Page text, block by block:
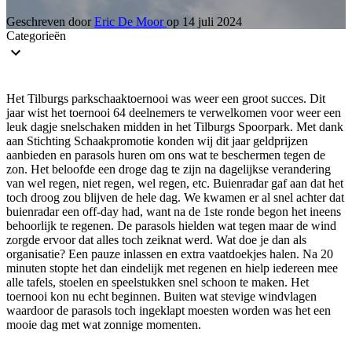
Geschreven doorEric De Moorop 14 juli 2024
Categorieën
Het Tilburgs parkschaaktoernooi was weer een groot succes. Dit
jaar wist het toernooi 64 deelnemers te verwelkomen voor weer een
leuk dagje snelschaken midden in het Tilburgs Spoorpark. Met dank
aan Stichting Schaakpromotie konden wij dit jaar geldprijzen
aanbieden en parasols huren om ons wat te beschermen tegen de
zon. Het beloofde een droge dag te zijn na dagelijkse verandering
van wel regen, niet regen, wel regen, etc. Buienradar gaf aan dat het
toch droog zou blijven de hele dag. We kwamen er al snel achter dat
buienradar een off-day had, want na de 1ste ronde begon het ineens
behoorlijk te regenen. De parasols hielden wat tegen maar de wind
zorgde ervoor dat alles toch zeiknat werd. Wat doe je dan als
organisatie? Een pauze inlassen en extra vaatdoekjes halen. Na 20
minuten stopte het dan eindelijk met regenen en hielp iedereen mee
alle tafels, stoelen en speelstukken snel schoon te maken. Het
toernooi kon nu echt beginnen. Buiten wat stevige windvlagen
waardoor de parasols toch ingeklapt moesten worden was het een
mooie dag met wat zonnige momenten.